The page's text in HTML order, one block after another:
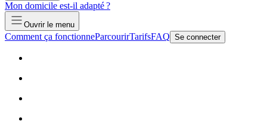
Mon domicile est-il adapté ?
Ouvrir le menu
Comment ça fonctionneParcourirTarifsFAQ Se connecter